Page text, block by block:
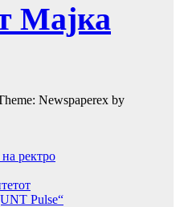
Мајка
Newspaperex by
ректро
Pulse“